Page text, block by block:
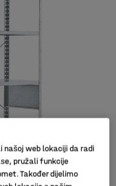
našoj web lokaciji da radi
pružali funkcije
Također dijelimo